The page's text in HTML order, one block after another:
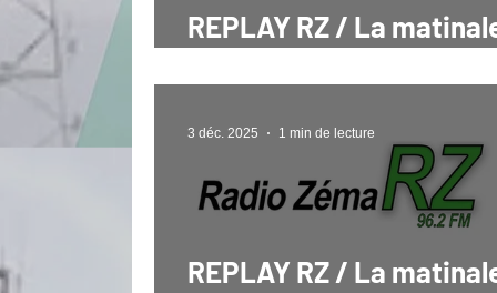
REPLAY RZ / La
REPLAY RZ / La
3 déc. 2025 1 min de lecture